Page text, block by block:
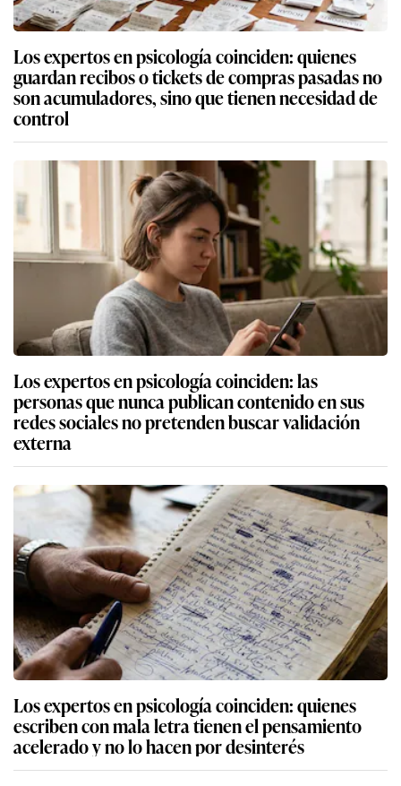
Los expertos en psicología coinciden: quienes
guardan recibos o tickets de compras pasadas no
son acumuladores, sino que tienen necesidad de
control
Los expertos en psicología coinciden: las
personas que nunca publican contenido en sus
redes sociales no pretenden buscar validación
externa
Los expertos en psicología coinciden: quienes
escriben con mala letra tienen el pensamiento
acelerado y no lo hacen por desinterés